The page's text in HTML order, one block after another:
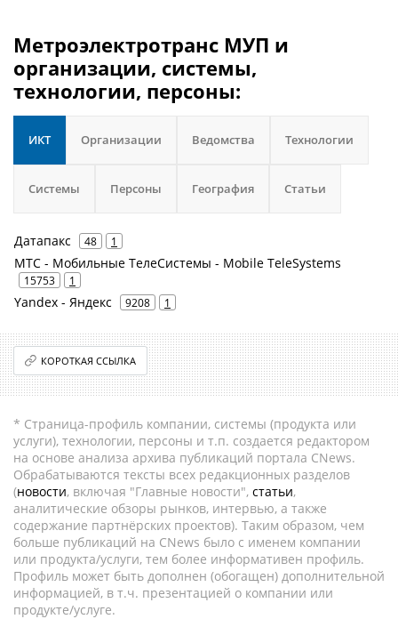
Метроэлектротранс МУП и
организации, системы,
технологии, персоны:
ИКТ Организации Ведомства Технологии
Системы Персоны География Статьи
Датапакс 48 1
МТС - Мобильные ТелеСистемы - Mobile TeleSystems
15753 1
Yandex - Яндекс 9208 1
КОРОТКАЯ ССЫЛКА
* Страница-профиль компании, системы (продукта или
услуги), технологии, персоны и т.п. создается редактором
на основе анализа архива публикаций портала CNews.
Обрабатываются тексты всех редакционных разделов
(новости, включая "Главные новости", статьи,
аналитические обзоры рынков, интервью, а также
содержание партнёрских проектов). Таким образом, чем
больше публикаций на CNews было с именем компании
или продукта/услуги, тем более информативен профиль.
Профиль может быть дополнен (обогащен) дополнительной
информацией, в т.ч. презентацией о компании или
продукте/услуге.